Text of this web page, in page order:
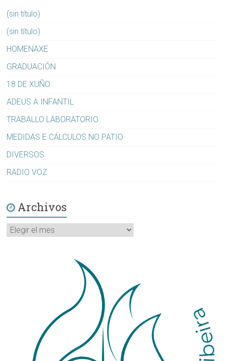
(sin título)
(sin título)
HOMENAXE
GRADUACIÓN
18 DE XUÑO
ADEUS A INFANTIL
TRABALLO LABORATORIO
MEDIDAS E CÁLCULOS NO PATIO
DIVERSOS
RADIO VOZ
Archivos
Archivos